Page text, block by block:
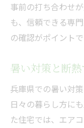
事前の打ち合わせ
も、信頼できる専
の確認がポイントで
暑い対策と断
兵庫県での暑い対
日々の暮らし方に
た住宅では、エア